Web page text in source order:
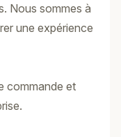
Nous sommes à
une expérience
commande et